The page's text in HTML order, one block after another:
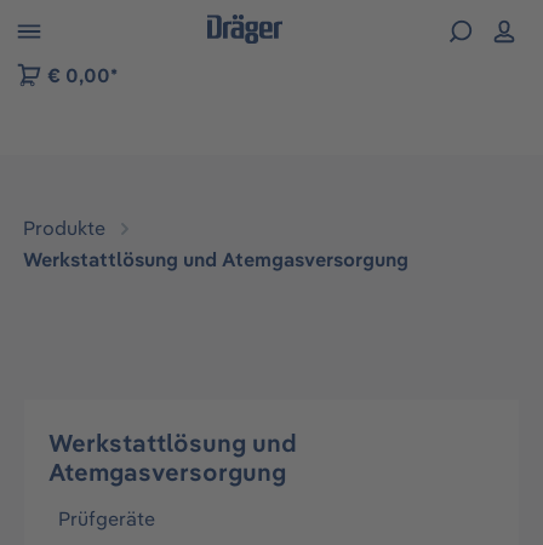
der B2B-Plattform springen
€ 0,00*
Produkte
Werkstattlösung und Atemgasversorgung
Werkstattlösung und
Atemgasversorgung
Prüfgeräte